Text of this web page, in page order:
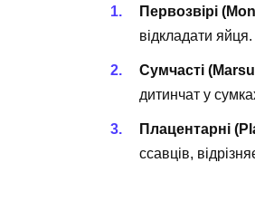
Первозвірі
відкладати
Сумчасті
дитинчат у
Плацентарні
ссавців,